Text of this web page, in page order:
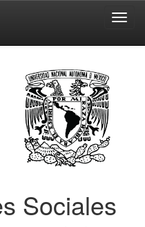
Sociales